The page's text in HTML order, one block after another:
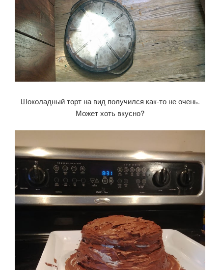
Шоколадный торт на вид получился как-то не очень.
Может хоть вкусно?